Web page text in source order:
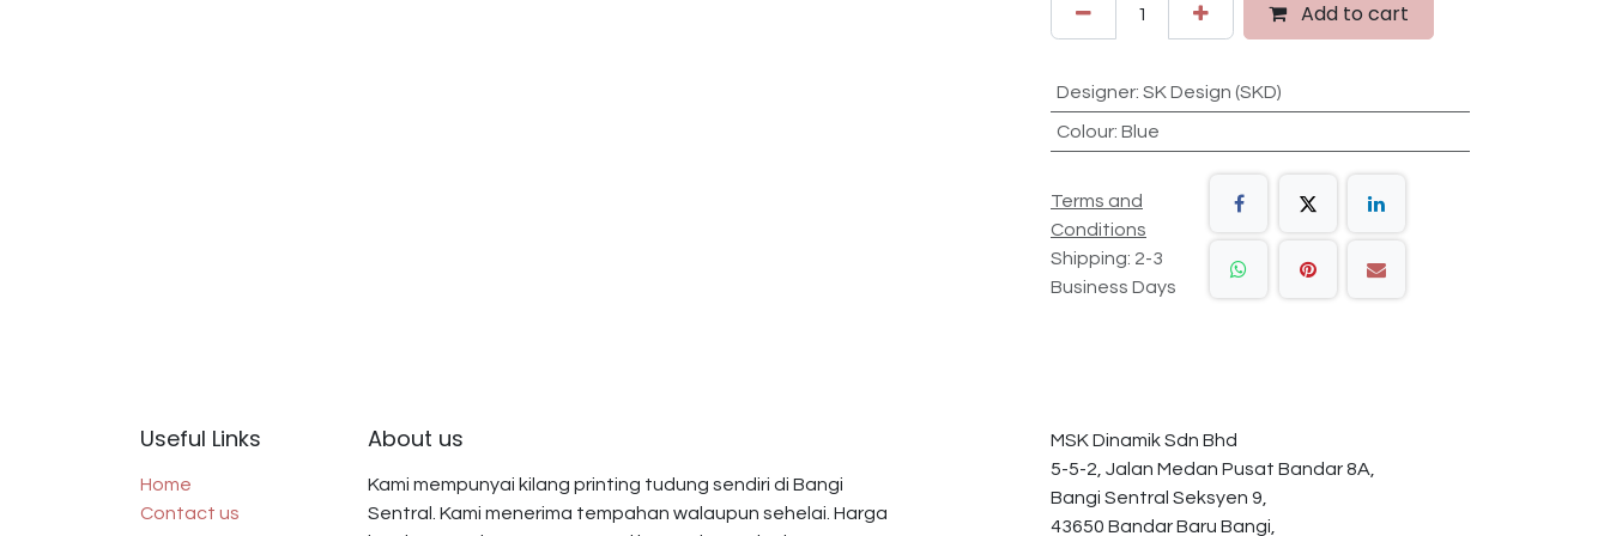
Add to cart
Designer: SK Design (SKD)
Colour: Blue
Terms and
Conditions
Shipping: 2-3
Business Days
Useful Links
Home
Contact us
About us
Kami mempunyai kilang printing tudung sendiri di Bangi
Sentral. Kami menerima tempahan walaupun sehelai. Harga
MSK Dinamik Sdn Bhd
5-5-2, Jalan Medan Pusat Bandar 8A,
Bangi Sentral Seksyen 9,
43650 Bandar Baru Bangi,